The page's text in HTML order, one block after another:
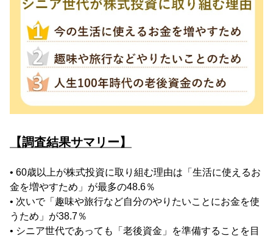
【調査結果サマリー】
• 60歳以上が株式投資に取り組む理由は「生活に使えるお
金を増やすため」が最多の48.6％
• 次いで「趣味や旅行など自分のやりたいことにお金を使
うため」が38.7％
• シニア世代であっても「老後資金」を準備することを目